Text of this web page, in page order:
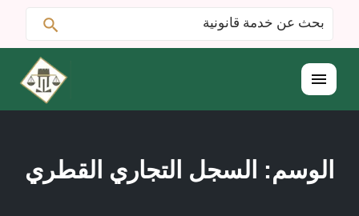
البحث
عن:
القائمة
الوسم: السجل التجاري القطري